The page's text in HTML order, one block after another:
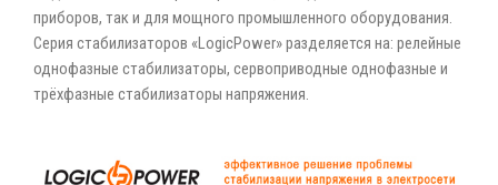
приборов, так и для мощного промышленного оборудования.
Серия стабилизаторов «LogicPower» разделяется на: релейные
однофазные стабилизаторы, сервоприводные однофазные и
трёхфазные стабилизаторы напряжения.